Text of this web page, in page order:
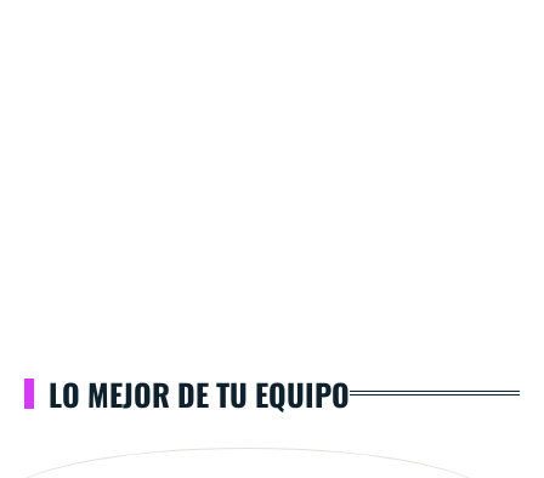
LO MEJOR DE TU EQUIPO